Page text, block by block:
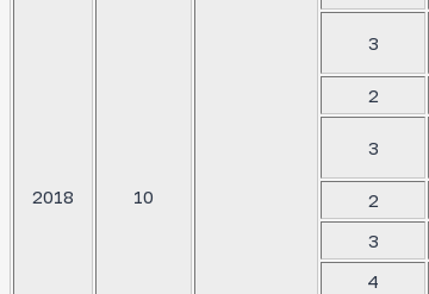
2018 10
3
2
3
2
3
4